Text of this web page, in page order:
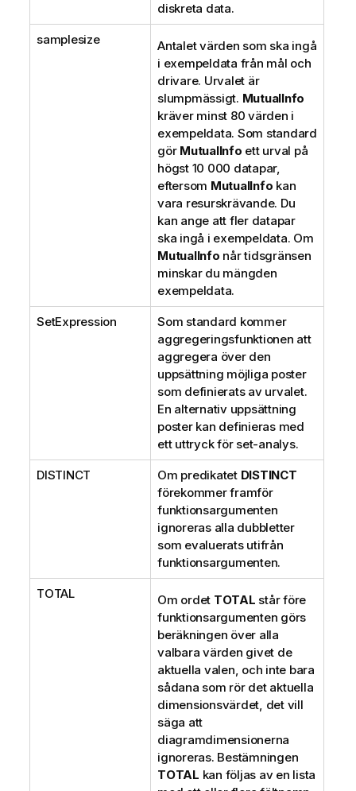
diskreta data.
samplesize
Antalet värden som ska ingå
i exempeldata från mål och
drivare. Urvalet är
slumpmässigt. MutualInfo
kräver minst 80 värden i
exempeldata. Som standard
gör MutualInfo ett urval på
högst 10 000 datapar,
eftersom MutualInfo kan
vara resurskrävande. Du
kan ange att fler datapar
ska ingå i exempeldata. Om
MutualInfo når tidsgränsen
minskar du mängden
exempeldata.
SetExpression
Som standard kommer
aggregeringsfunktionen att
aggregera över den
uppsättning möjliga poster
som definierats av urvalet.
En alternativ uppsättning
poster kan definieras med
ett uttryck för set-analys.
DISTINCT Om predikatet DISTINCT
förekommer framför
funktionsargumenten
ignoreras alla dubbletter
som evaluerats utifrån
funktionsargumenten.
TOTAL Om ordet TOTAL står före
funktionsargumenten görs
beräkningen över alla
valbara värden givet de
aktuella valen, och inte bara
sådana som rör det aktuella
dimensionsvärdet, det vill
säga att
diagramdimensionerna
ignoreras. Bestämningen
TOTAL kan följas av en lista